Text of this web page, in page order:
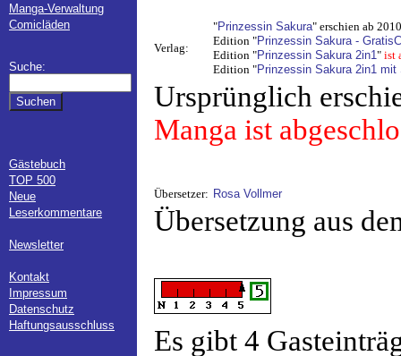
Manga-Verwaltung
Comicläden
Suche:
Gästebuch
TOP 500
Neue
Leserkommentare
Newsletter
Kontakt
Impressum
Datenschutz
Haftungsausschluss
Verlag:
"Prinzessin Sakura" erschien ab
Edition "Prinzessin Sakura -
Edition "Prinzessin Sakura 2in1" ist
Edition "Prinzessin Sakura 2in1 mit
Ursprünglich
Manga ist
Übersetzer: Rosa Vollmer
Übersetzung aus
Es gibt 4